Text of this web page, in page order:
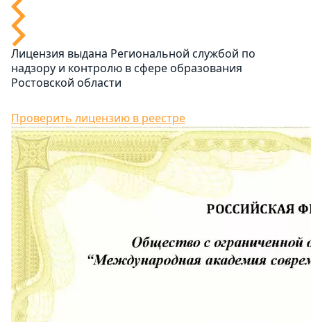
Лицензия выдана Региональной службой по
надзору и контролю в сфере образования
Ростовской области
Проверить лицензию в реестре